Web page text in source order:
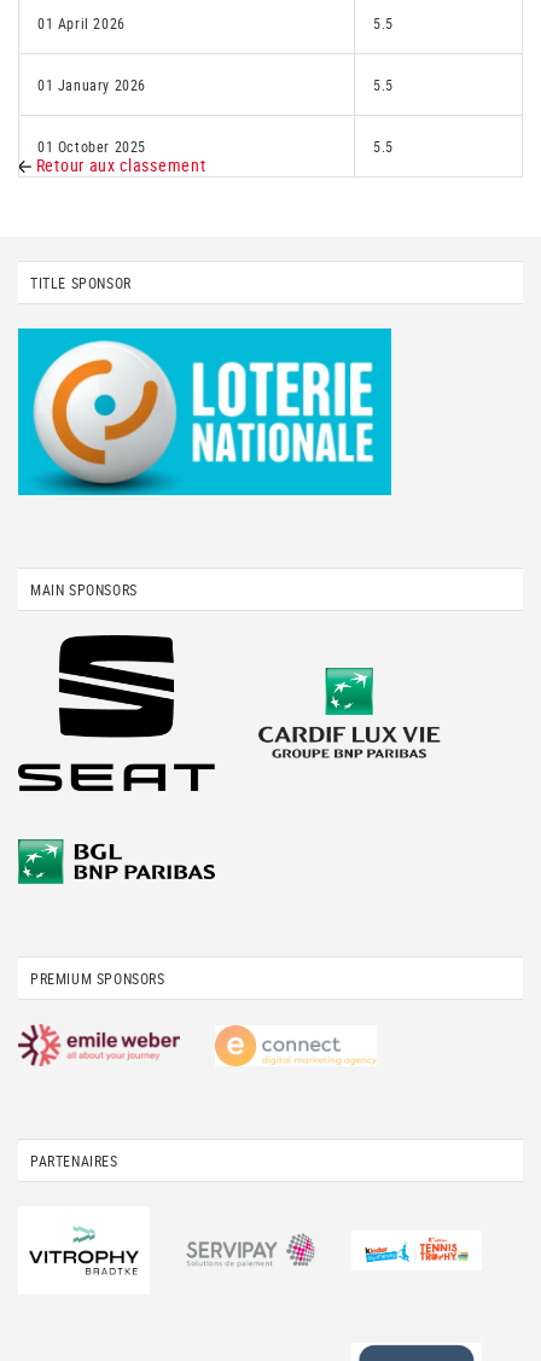
01 April 2026 5.5
01 January 2026 5.5
01 October 2025 5.5
Retour aux classement
TITLE SPONSOR
MAIN SPONSORS
PREMIUM SPONSORS
PARTENAIRES